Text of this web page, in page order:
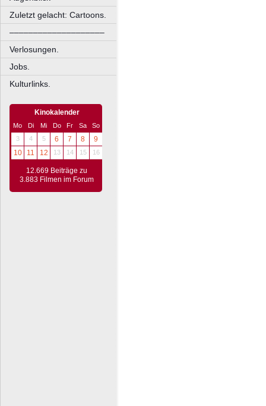
Zuletzt gelacht: Cartoons.
––––––––––––––––––––
Verlosungen.
Jobs.
Kulturlinks.
Kinokalender
Mo Di Mi Do Fr Sa
So
3
4 5 6 7 8
9
10
11 12 13 14 15 16
12.669 Beiträge zu
3.883 Filmen im Forum